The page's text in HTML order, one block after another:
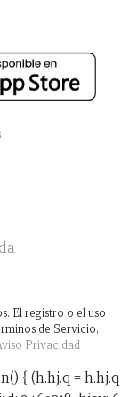
El registro o el uso
de Servicio,
Privacidad
{ (h.hj.q = h.hj.q